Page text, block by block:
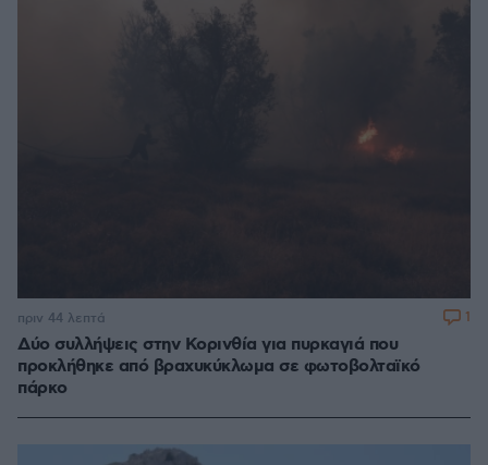
Δύο συλλήψεις στην Κορινθία για πυρκαγιά που
προκλήθηκε από βραχυκύκλωμα σε φωτοβολταϊκό
πάρκο
πριν 44 λεπτά 1